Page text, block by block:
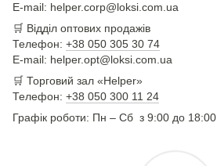
E-mail: helper.corp@loksi.com.ua
🛒 Відділ оптових продажів
Телефон: +38 050 305 30 74
E-mail: helper.opt@loksi.com.ua
🛒 Торговий зал «Helper»
Телефон: +38 050 300 11 24
Графік роботи: Пн – Сб з 9:00 до 18:00